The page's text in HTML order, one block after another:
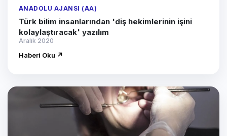
ANADOLU AJANSI (AA)
Türk bilim insanlarından 'diş hekimlerinin işini
kolaylaştıracak' yazılım
Aralık 2020
Haberi Oku ↗